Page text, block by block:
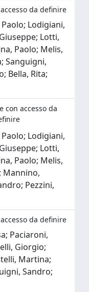
da definire
Lodigiani,
Lotti,
Paolo; Melis,
Sanguigni,
Bella, Rita;
con accesso da
Lodigiani,
Lotti,
Paolo; Melis,
Mannino,
Pezzini,
da definire
Paciaroni,
Giorgio;
Martina;
Sandro;